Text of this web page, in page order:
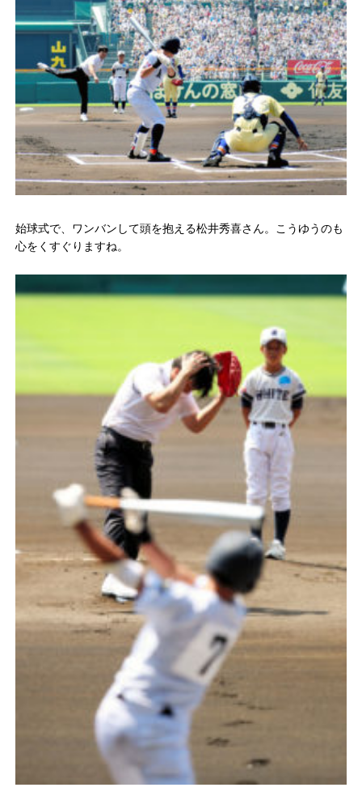
始球式で、ワンバンして頭を抱える松井秀喜さん。こうゆうのも
心をくすぐりますね。